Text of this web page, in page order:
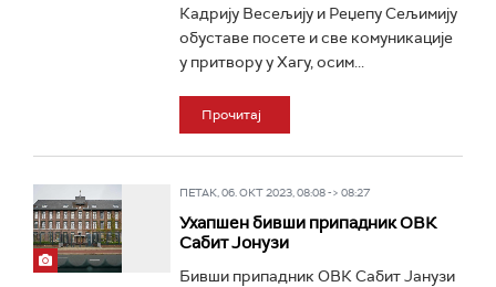
Кадрију Весељију и Реџепу Сељимију
обуставе посете и све комуникације
у притвору у Хагу, осим...
Прочитај
ПЕТАК, 06. ОКТ 2023, 08:08 -> 08:27
Ухапшен бивши припадник ОВК
Сабит Јонузи
Бивши припадник ОВК Сабит Јанузи